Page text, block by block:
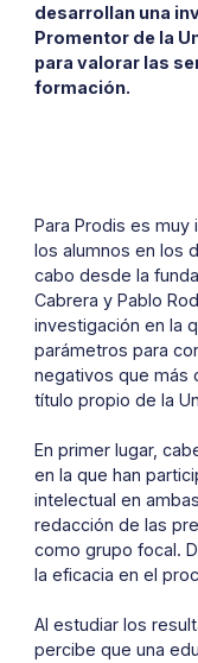
desarrollan una
Promentor de la
para valorar las
formación.
Para Prodis es
los alumnos en los
cabo desde la
Cabrera y Pablo
investigación en la
parámetros para
negativos que más
título propio de la
En primer lugar,
en la que han
intelectual en
redacción de las
como grupo focal.
la eficacia en el
Al estudiar los
percibe que una